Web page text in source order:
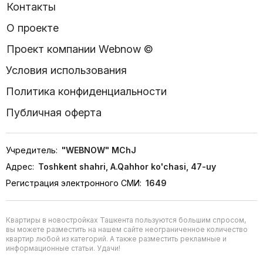
Контакты
О проекте
Проект компании Webnow ©
Условия использования
Политика конфиденциальности
Публичная оферта
Учредитель: "WEBNOW" MChJ
Адрес: Toshkent shahri, A.Qahhor ko'chasi, 47-uy
Регистрация электронного СМИ: 1649
Квартиры в новостройках Ташкента пользуются большим спросом,
вы можете разместить на нашем сайте неограниченное количество
квартир любой из категорий. А также разместить рекламные и
информационные статьи. Удачи!